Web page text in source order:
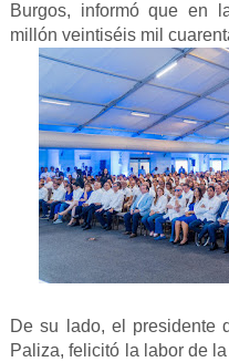
Burgos, informó que en
millón veintiséis mil
De su lado, el presidente
Paliza, felicitó la labor de